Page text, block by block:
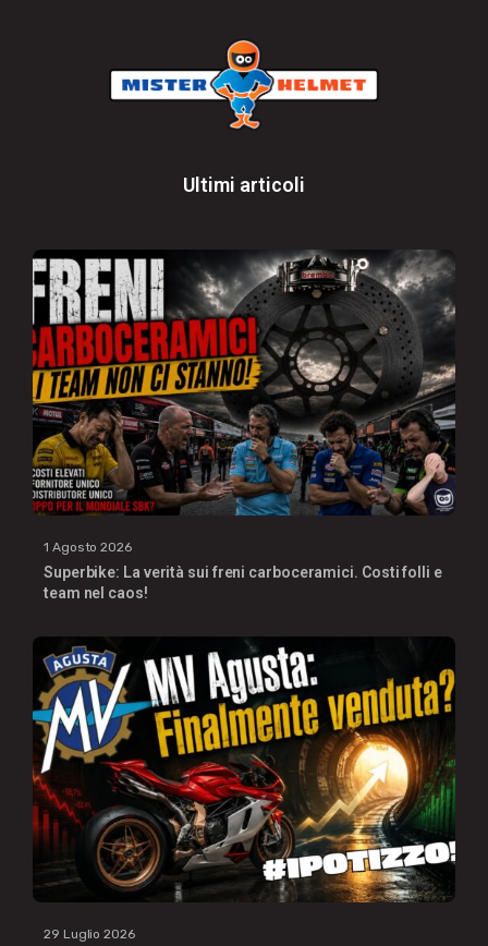
Ultimi articoli
1 Agosto 2026
Superbike: La verità sui freni carboceramici. Costi folli e
team nel caos!
29 Luglio 2026